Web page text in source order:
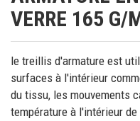
VERRE 165 G/
le treillis d'armature est
surfaces à l'intérieur
du tissu, les mouvements
température à l'intérieur